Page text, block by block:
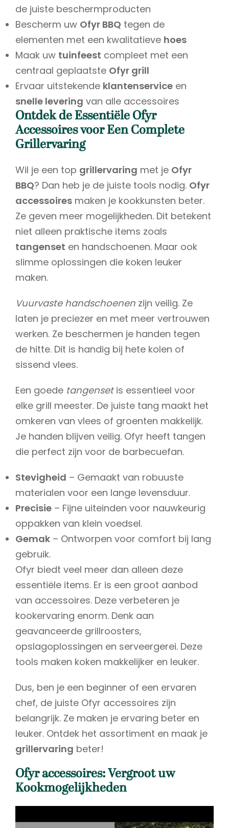
de juiste beschermproducten
Bescherm uw Ofyr BBQ tegen de
elementen met een kwalitatieve hoes
Maak uw tuinfeest compleet met een
centraal geplaatste Ofyr grill
Ervaar uitstekende klantenservice en
snelle levering van alle accessoires
Ontdek de Essentiële Ofyr
Accessoires voor Een Complete
Grillervaring
Wil je een top grillervaring met je Ofyr
BBQ? Dan heb je de juiste tools nodig. Ofyr
accessoires maken je kookkunsten beter.
Ze geven meer mogelijkheden. Dit betekent
niet alleen praktische items zoals
tangenset en handschoenen. Maar ook
slimme oplossingen die koken leuker
maken.
Vuurvaste handschoenen zijn veilig. Ze
laten je preciezer en met meer vertrouwen
werken. Ze beschermen je handen tegen
de hitte. Dit is handig bij hete kolen of
sissend vlees.
Een goede tangensetis essentieel voor
elke grill meester. De juiste tang maakt het
omkeren van vlees of groenten makkelijk.
Je handen blijven veilig. Ofyr heeft tangen
die perfect zijn voor de barbecuefan.
Stevigheid – Gemaakt van robuuste
materialen voor een lange levensduur.
Precisie – Fijne uiteinden voor nauwkeurig
oppakken van klein voedsel.
Gemak – Ontworpen voor comfort bij lang
gebruik.
Ofyr biedt veel meer dan alleen deze
essentiële items. Er is een groot aanbod
van accessoires. Deze verbeteren je
kookervaring enorm. Denk aan
geavanceerde grillroosters,
opslagoplossingen en serveergerei. Deze
tools maken koken makkelijker en leuker.
Dus, ben je een beginner of een ervaren
chef, de juiste Ofyr accessoires zijn
belangrijk. Ze maken je ervaring beter en
leuker. Ontdek het assortiment en maak je
grillervaring beter!
Ofyr accessoires: Vergroot uw
Kookmogelijkheden